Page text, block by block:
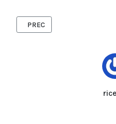
ARTICOLO PRECEDENTE:
PREC